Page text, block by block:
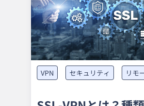
VPN セキュリティ
リモ